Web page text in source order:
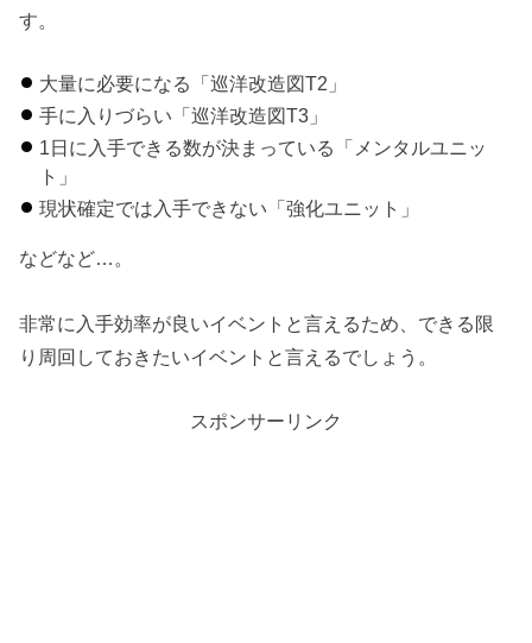
す。
大量に必要になる「巡洋改造図T2」
手に入りづらい「巡洋改造図T3」
1日に入手できる数が決まっている「メンタルユニッ
ト」
現状確定では入手できない「強化ユニット」
などなど…。
非常に入手効率が良いイベントと言えるため、できる限
り周回しておきたいイベントと言えるでしょう。
スポンサーリンク